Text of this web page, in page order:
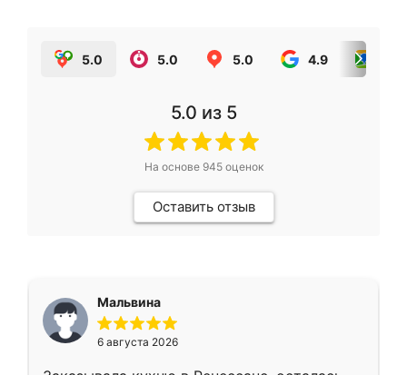
5.0 5.0 5.0 4.9
5.0 из 5
На основе 945оценок
Оставить отзыв
Мальвина
6 августа 2026